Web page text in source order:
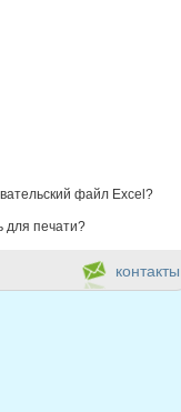
файл Excel?
для печати?
контакты